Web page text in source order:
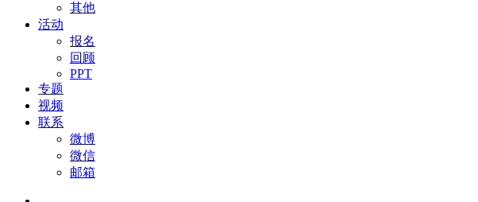
其他
活动
报名
回顾
PPT
专题
视频
联系
微博
微信
邮箱